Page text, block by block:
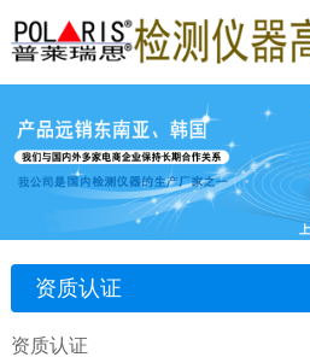
资质认证
资质认证